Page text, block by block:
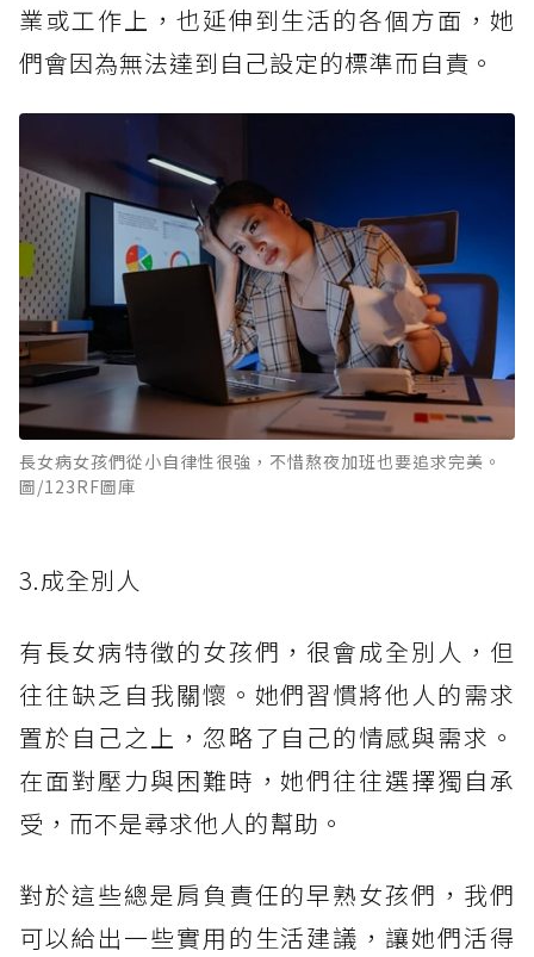
業或工作上，也延伸到生活的各個方面，她
們會因為無法達到自己設定的標準而自責。
長女病女孩們從小自律性很強，不惜熬夜加班也要追求完美。
圖/123RF圖庫
3.成全別人
有長女病特徵的女孩們，很會成全別人，但
往往缺乏自我關懷。她們習慣將他人的需求
置於自己之上，忽略了自己的情感與需求。
在面對壓力與困難時，她們往往選擇獨自承
受，而不是尋求他人的幫助。
對於這些總是肩負責任的早熟女孩們，我們
可以給出一些實用的生活建議，讓她們活得